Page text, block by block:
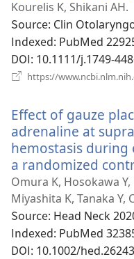
Kourelis K, Shikani AH.
Source‎: Clin
Indexed‎: PubMed
DOI‎: 10.1111/j.1749-
https://
Effect of gauze
adrenaline at
hemostasis during
a randomized
Omura K, Hosokawa
Miyashita K, Tanaka Y,
Source‎: Head Neck
Indexed‎: PubMed
DOI‎: 10.1002/hed.26243